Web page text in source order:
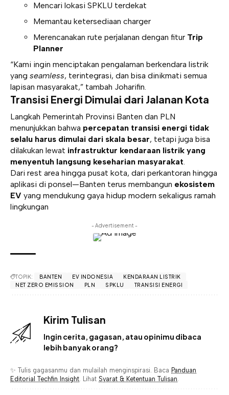
Mencari lokasi SPKLU terdekat
Memantau ketersediaan charger
Merencanakan rute perjalanan dengan fitur Trip
Planner
“Kami ingin menciptakan pengalaman berkendara listrik
yang seamless, terintegrasi, dan bisa dinikmati semua
lapisan masyarakat,” tambah Joharifin.
Transisi Energi Dimulai dari Jalanan Kota
Langkah Pemerintah Provinsi Banten dan PLN
menunjukkan bahwa percepatan transisi energi tidak
selalu harus dimulai dari skala besar, tetapi juga bisa
dilakukan lewat infrastruktur kendaraan listrik yang
menyentuh langsung keseharian masyarakat.
Dari rest area hingga pusat kota, dari perkantoran hingga
aplikasi di ponsel—Banten terus membangun ekosistem
EV yang mendukung gaya hidup modern sekaligus ramah
lingkungan
- Advertisement -
TOPIK: BANTEN EV INDONESIA
KENDARAAN LISTRIK
NET ZERO EMISSION
PLN SPKLU TRANSISI ENERGI
Kirim Tulisan
Ingin cerita, gagasan, atau opinimu dibaca
lebih banyak orang?
✨ Tulis gagasanmu dan mulailah menginspirasi. Baca Panduan
Editorial Techfin Insight . Lihat Syarat & Ketentuan Tulisan